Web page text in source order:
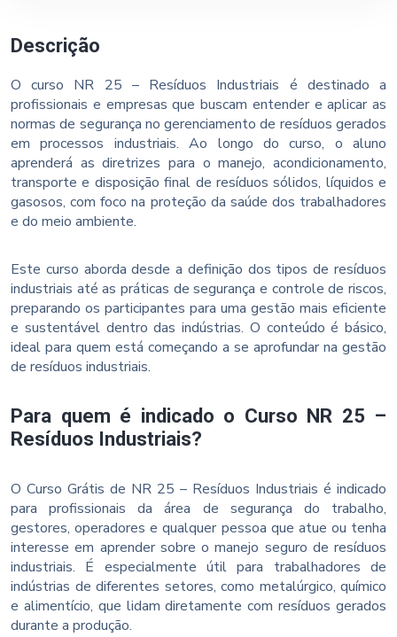
Descrição
O curso NR 25 – Resíduos Industriais é destinado a
profissionais e empresas que buscam entender e aplicar as
normas de segurança no gerenciamento de resíduos gerados
em processos industriais. Ao longo do curso, o aluno
aprenderá as diretrizes para o manejo, acondicionamento,
transporte e disposição final de resíduos sólidos, líquidos e
gasosos, com foco na proteção da saúde dos trabalhadores
e do meio ambiente.
Este curso aborda desde a definição dos tipos de resíduos
industriais até as práticas de segurança e controle de riscos,
preparando os participantes para uma gestão mais eficiente
e sustentável dentro das indústrias. O conteúdo é básico,
ideal para quem está começando a se aprofundar na gestão
de resíduos industriais.
Para quem é indicado o Curso NR 25 –
Resíduos Industriais?
O Curso Grátis de NR 25 – Resíduos Industriais é indicado
para profissionais da área de segurança do trabalho,
gestores, operadores e qualquer pessoa que atue ou tenha
interesse em aprender sobre o manejo seguro de resíduos
industriais. É especialmente útil para trabalhadores de
indústrias de diferentes setores, como metalúrgico, químico
e alimentício, que lidam diretamente com resíduos gerados
durante a produção.